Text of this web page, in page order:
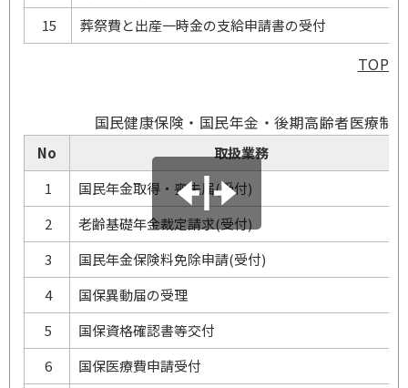
15
葬祭費と出産一時金の支給申請書の受付
TOP
国民健康保険・国民年金・後期高齢者医療制
No
取扱業務
1
国民年金取得・喪失届(受付)
2
老齢基礎年金裁定請求(受付)
3
国民年金保険料免除申請(受付)
4
国保異動届の受理
5
国保資格確認書等交付
6
国保医療費申請受付